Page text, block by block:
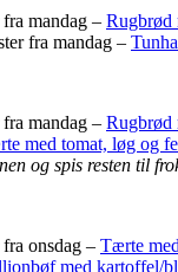
mandag – Rugbrød
fra mandag –
mandag – Rugbrød
med tomat, løg og
og spis resten til
onsdag – Tærte
med kartoffel/